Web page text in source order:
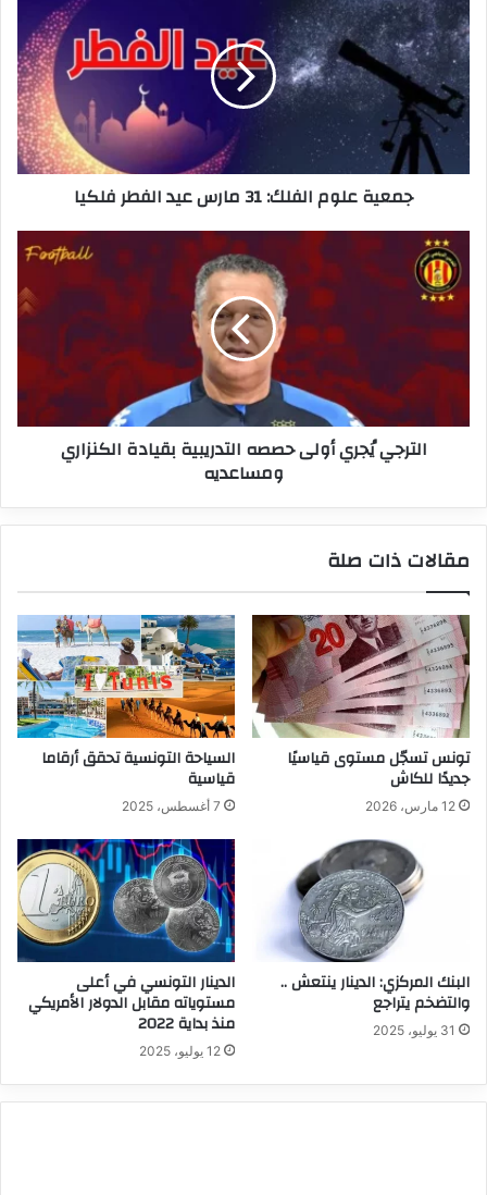
علوم
الفلك:
31
مارس
عيد
الفطر
فلكيا
جمعية علوم الفلك: 31 مارس عيد الفطر فلكيا
الترجي
يُجري
أولى
حصصه
التدريبية
بقيادة
الكنزاري
الترجي يُجري أولى حصصه التدريبية بقيادة الكنزاري
ومساعديه
مقالات ذات صلة
تونس تسجّل مستوى قياسيًا
جديدًا للكاش
12 مارس، 2026
السياحة التونسية تحقق أرقاما
قياسية
7 أغسطس، 2025
البنك المركزي: الدينار ينتعش ..
والتضخم يتراجع
31 يوليو، 2025
الدينار التونسي في أعلى
مستوياته مقابل الدولار الأمريكي
منذ بداية 2022
12 يوليو، 2025